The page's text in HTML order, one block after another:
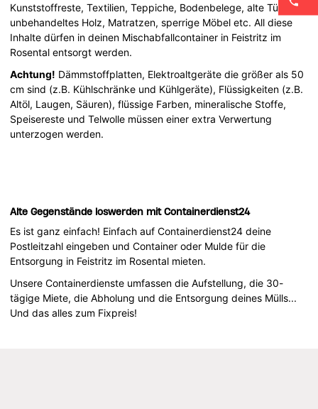
Kunststoffreste, Textilien, Teppiche, Bodenbelege, alte Türen,
unbehandeltes Holz, Matratzen, sperrige Möbel etc. All diese
Inhalte dürfen in deinen Mischabfallcontainer in Feistritz im
Rosental entsorgt werden.
Achtung! Dämmstoffplatten, Elektroaltgeräte die größer als 50
cm sind (z.B. Kühlschränke und Kühlgeräte), Flüssigkeiten (z.B.
Altöl, Laugen, Säuren), flüssige Farben, mineralische Stoffe,
Speisereste und Telwolle müssen einer extra Verwertung
unterzogen werden.
Alte Gegenstände loswerden mit Containerdienst24
Es ist ganz einfach! Einfach auf Containerdienst24 deine
Postleitzahl eingeben und Container oder Mulde für die
Entsorgung in Feistritz im Rosental mieten.
Unsere Containerdienste umfassen die Aufstellung, die 30-
tägige Miete, die Abholung und die Entsorgung deines Mülls...
Und das alles zum Fixpreis!